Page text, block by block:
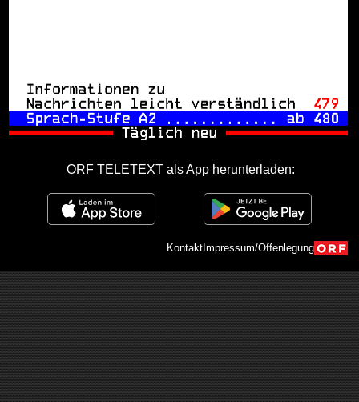
ORF TELETEXT als App herunterladen:
KontaktImpressum/Offenlegung